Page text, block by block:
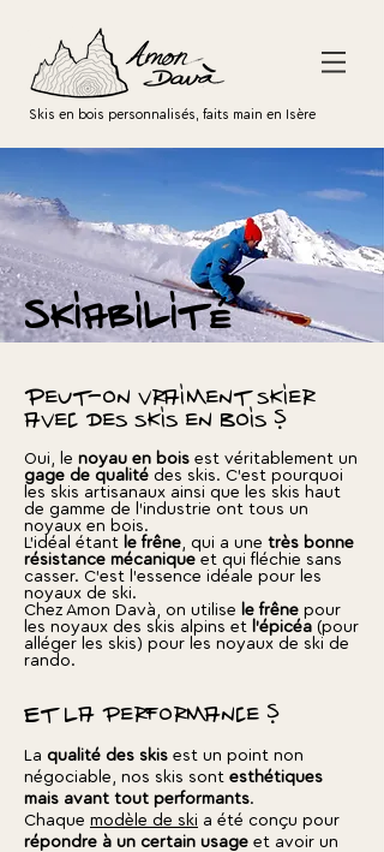
Skis en bois personnalisés, faits main en Isère
SKIABILITé
Peut-on vraiment skier
avec des skis en bois ?
Oui, le noyau en bois est véritablement un
gage de qualité des skis. C'est pourquoi
les skis artisanaux ainsi que les skis haut
de gamme de l'industrie ont tous un
noyaux en bois.
L'idéal étant le frêne, qui a une très bonne
résistance mécanique et qui fléchie sans
casser. C'est l'essence idéale pour les
noyaux de ski.
Chez Amon Davà, on utilise le frêne pour
les noyaux des skis alpins et l'épicéa (pour
alléger les skis) pour les noyaux de ski de
rando.
Et la performance ?
La qualité des skis est un point non
négociable, nos skis sont esthétiques
mais avant tout performants.
Chaque modèle de ski a été conçu pour
répondre à un certain usage et avoir un